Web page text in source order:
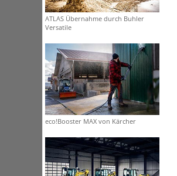
ATLAS Übernahme durch Buhler
Versatile
eco!Booster MAX von Kärcher